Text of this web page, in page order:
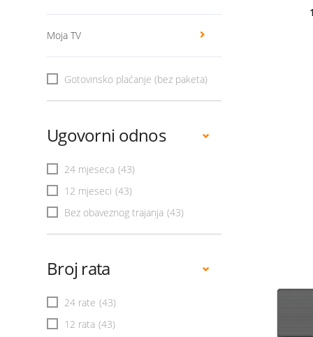
Moja TV
Gotovinsko plaćanje (bez paketa)
Ugovorni odnos
24 mjeseca (43)
12 mjeseci (43)
Bez obaveznog trajanja (43)
Broj rata
24 rate (43)
12 rata (43)